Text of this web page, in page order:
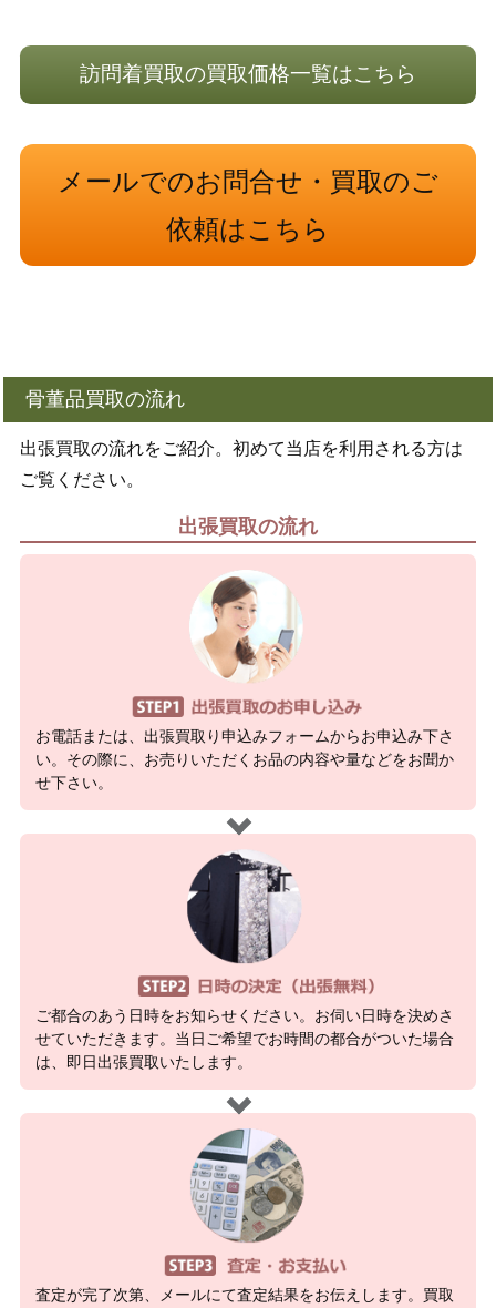
訪問着買取の買取価格一覧はこちら
メールでのお問合せ・買取のご
依頼はこちら
骨董品買取の流れ
出張買取の流れをご紹介。初めて当店を利用される方は
ご覧ください。
出張買取の流れ
お電話または、出張買取り申込みフォームからお申込み下さ
い。その際に、お売りいただくお品の内容や量などをお聞か
せ下さい。
ご都合のあう日時をお知らせください。お伺い日時を決めさ
せていただきます。当日ご希望でお時間の都合がついた場合
は、即日出張買取いたします。
査定が完了次第、メールにて査定結果をお伝えします。買取